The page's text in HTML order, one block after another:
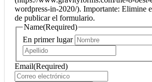
wordpress-in-2020/). Importante: Elimine
de publicar el formulario.
Name(Required)
En primer lugar
Email(Required)